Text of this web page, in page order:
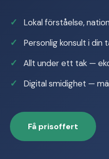
Lokal förståelse,
Personlig konsult i din
Allt under ett tak —
Digital smidighet —
Få prisoffert